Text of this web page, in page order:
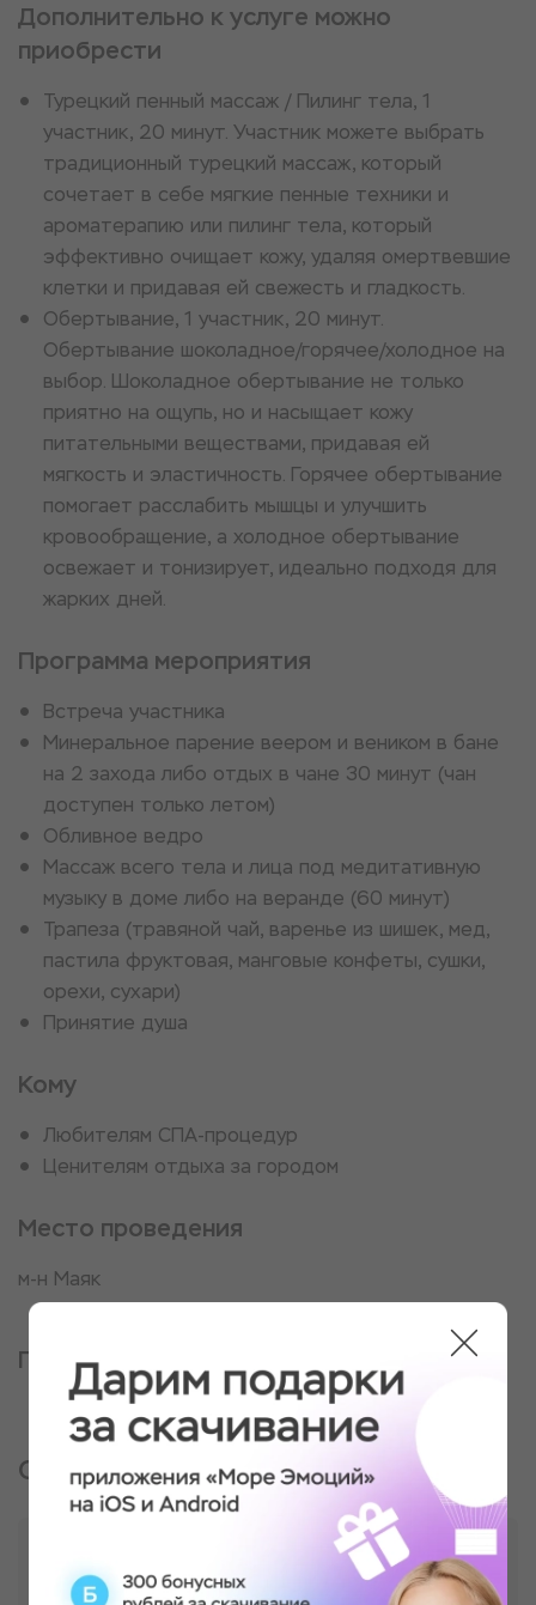
Дополнительно к услуге можно
приобрести
Турецкий пенный массаж / Пилинг тела, 1
участник, 20 минут. Участник можете выбрать
традиционный турецкий массаж, который
сочетает в себе мягкие пенные техники и
ароматерапию или пилинг тела, который
эффективно очищает кожу, удаляя омертвевшие
клетки и придавая ей свежесть и гладкость.
Обертывание, 1 участник, 20 минут.
Обертывание шоколадное/горячее/холодное на
выбор. Шоколадное обертывание не только
приятно на ощупь, но и насыщает кожу
питательными веществами, придавая ей
мягкость и эластичность. Горячее обертывание
помогает расслабить мышцы и улучшить
кровообращение, а холодное обертывание
освежает и тонизирует, идеально подходя для
жарких дней.
Программа мероприятия
Встреча участника
Минеральное парение веером и веником в бане
на 2 захода либо отдых в чане 30 минут (чан
доступен только летом)
Обливное ведро
Массаж всего тела и лица под медитативную
музыку в доме либо на веранде (60 минут)
Трапеза (травяной чай, варенье из шишек, мед,
пастила фруктовая, манговые конфеты, сушки,
орехи, сухари)
Принятие душа
Кому
Любителям СПА-процедур
Ценителям отдыха за городом
Место проведения
м-н Маяк
Партнер, оказывающий услугу
Отзывы о подарке